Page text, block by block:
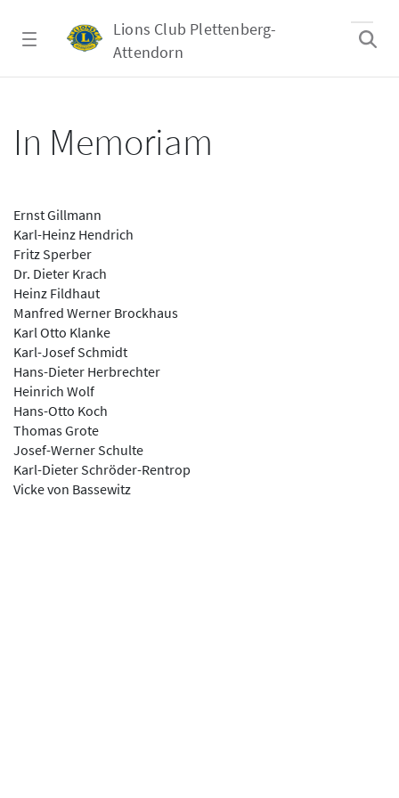
Lions Club Plettenberg-
Attendorn
In Memoriam
Ernst Gillmann
Karl-Heinz Hendrich
Fritz Sperber
Dr. Dieter Krach
Heinz Fildhaut
Manfred Werner Brockhaus
Karl Otto Klanke
Karl-Josef Schmidt
Hans-Dieter Herbrechter
Heinrich Wolf
Hans-Otto Koch
Thomas Grote
Josef-Werner Schulte
Karl-Dieter Schröder-Rentrop
Vicke von Bassewitz